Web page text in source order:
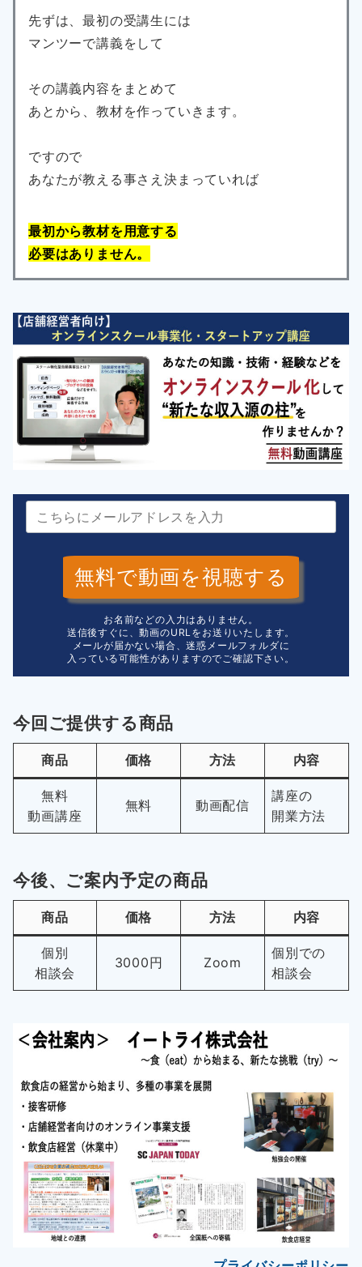
先ずは、最初の受講生には
マンツーで講義をして
その講義内容をまとめて
あとから、教材を作っていきます。
ですので
あなたが教える事さえ決まっていれば
最初から教材を用意する
必要はありません。
無料で動画を視聴する
お名前などの入力はありません。
送信後すぐに、動画のURLをお送りいたします。
メールが届かない場合、迷惑メールフォルダに
入っている可能性がありますのでご確認下さい。
今回ご提供する商品
商品 価格 方法 内容
無料
動画講座
無料 動画配信
講座の
開業方法
今後、ご案内予定の商品
商品 価格 方法 内容
個別
相談会
3000円 Zoom
個別での
相談会